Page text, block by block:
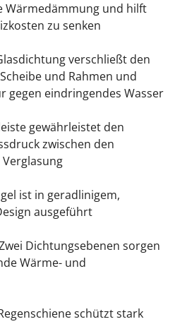
Wärmedämmung und hilft
zu senken
verschließt den
und Rahmen und
gegen eindringendes Wasser
gewährleistet den
zwischen den
ist in geradlinigem,
ausgeführt
Dichtungsebenen sorgen
Wärme- und
schützt stark